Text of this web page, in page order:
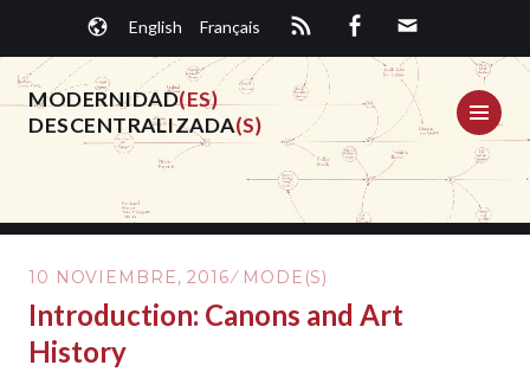
contenido.
English Français
MODERNIDAD(ES)
DESCENTRALIZADA(S)
10 NOVIEMBRE, 2016 MODE(S)
Introduction: Canons and Art
History